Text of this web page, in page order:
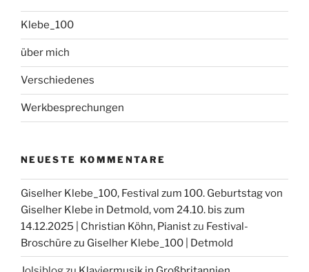
Klebe_100
über mich
Verschiedenes
Werkbesprechungen
NEUESTE KOMMENTARE
Giselher Klebe_100, Festival zum 100. Geburtstag von
Giselher Klebe in Detmold, vom 24.10. bis zum
14.12.2025 | Christian Köhn, Pianistzu Festival-
Broschüre zu Giselher Klebe_100 | Detmold